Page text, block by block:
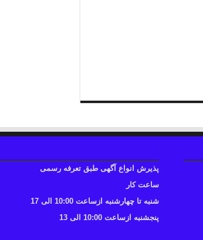
پذیرش انواع آگهی طبق تعرفه رسمی
ساعت کار
شنبه تا چهارشنبه ازساعت 10:00 الی 17
پنجشنبه ازساعت 10:00 الی 13